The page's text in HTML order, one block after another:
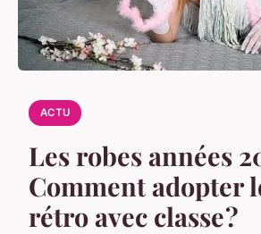
ACTU
Les robes années
Comment adopter
rétro avec classe ?